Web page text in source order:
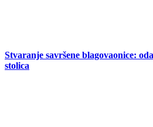
Stvaranje savršene blagovaonice:
stolica